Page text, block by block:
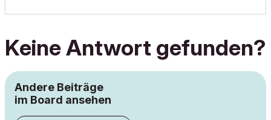
Keine Antwort gefunden?
Andere Beiträge
im Board ansehen